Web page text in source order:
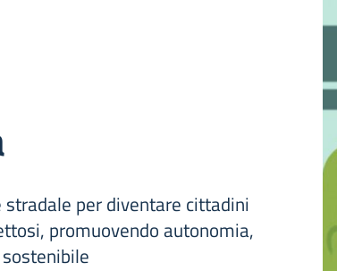
stradale per diventare cittadini
promuovendo autonomia,